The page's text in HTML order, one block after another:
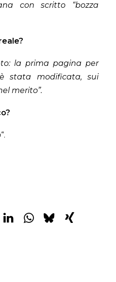
con scritto “bozza
la prima pagina per
stata modificata, sui
merito”.
“.